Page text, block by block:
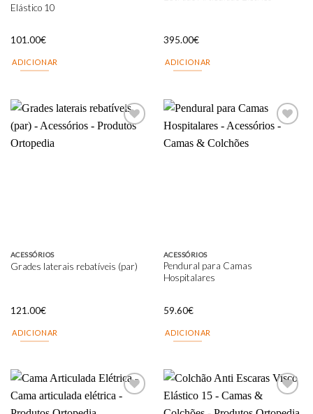
Elástico 10
101.00€
ADICIONAR
395.00€
ADICIONAR
ACESSÓRIOS
Grades laterais rebatíveis (par)
121.00€
ADICIONAR
ACESSÓRIOS
Pendural para Camas
Hospitalares
59.60€
ADICIONAR